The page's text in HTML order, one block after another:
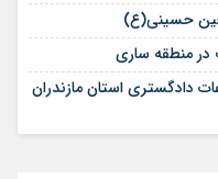
حسینی(ع)
منطقه ساری
استان مازندران